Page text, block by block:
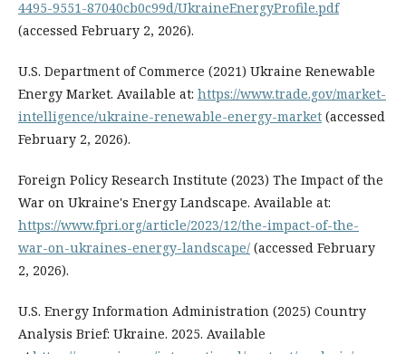
4495-9551-87040cb0c99d/UkraineEnergyProfile.pdf
(accessed February 2, 2026).
U.S. Department of Commerce (2021) Ukraine Renewable
Energy Market. Available at: https://www.trade.gov/market-
intelligence/ukraine-renewable-energy-market (accessed
February 2, 2026).
Foreign Policy Research Institute (2023) The Impact of the
War on Ukraine's Energy Landscape. Available at:
https://www.fpri.org/article/2023/12/the-impact-of-the-
war-on-ukraines-energy-landscape/ (accessed February
2, 2026).
U.S. Energy Information Administration (2025) Country
Analysis Brief: Ukraine. 2025. Available